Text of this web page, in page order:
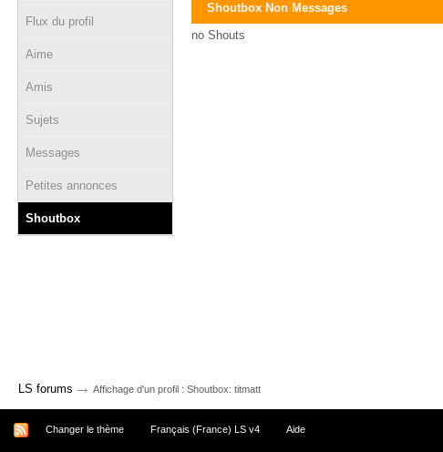
Flux du profil
Aime
Amis
Sujets
Messages
Petites annonces
Shoutbox
Shoutbox Non Messages
no Shouts
LS forums → Affichage d'un profil : Shoutbox: titmatt
Changer le thème Français (France) LS v4 Aide